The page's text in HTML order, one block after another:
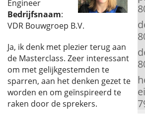
Engineer
Bedrijfsnaam:
VDR Bouwgroep B.V.
Ja, ik denk met plezier terug aan
de Masterclass. Zeer interessant
om met gelijkgestemden te
sparren, aan het denken gezet te
worden en om geïnspireerd te
raken door de sprekers.